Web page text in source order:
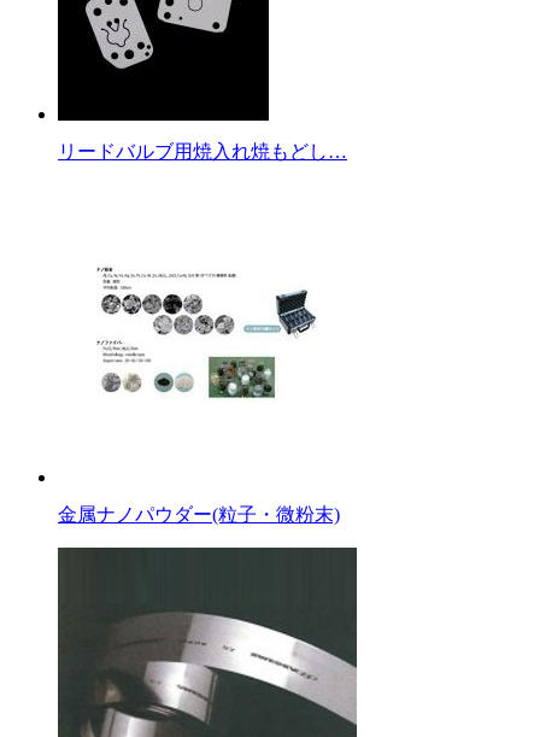
リードバルブ用焼入れ焼もどし…
金属ナノパウダー(粒子・微粉末)